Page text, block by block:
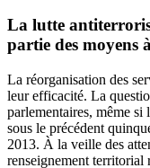
La lutte
partie des moyens
La réorganisation des
leur efficacité. La
parlementaires, même si
sous le précédent
2013. À la veille des
renseignement territorial